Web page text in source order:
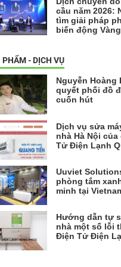
cầu năm 2026:
tìm giải pháp
biến động
PHẨM - DỊCH VỤ
Nguyễn Hoàng
quyết phối đồ
cuốn hút
Dịch vụ sửa
nhà Hà Nội
Tử Điện Lạnh
Uuviet
phòng tắm
minh tại
Hướng dẫn tự
nhà một số lỗi
Điện Tử Điện